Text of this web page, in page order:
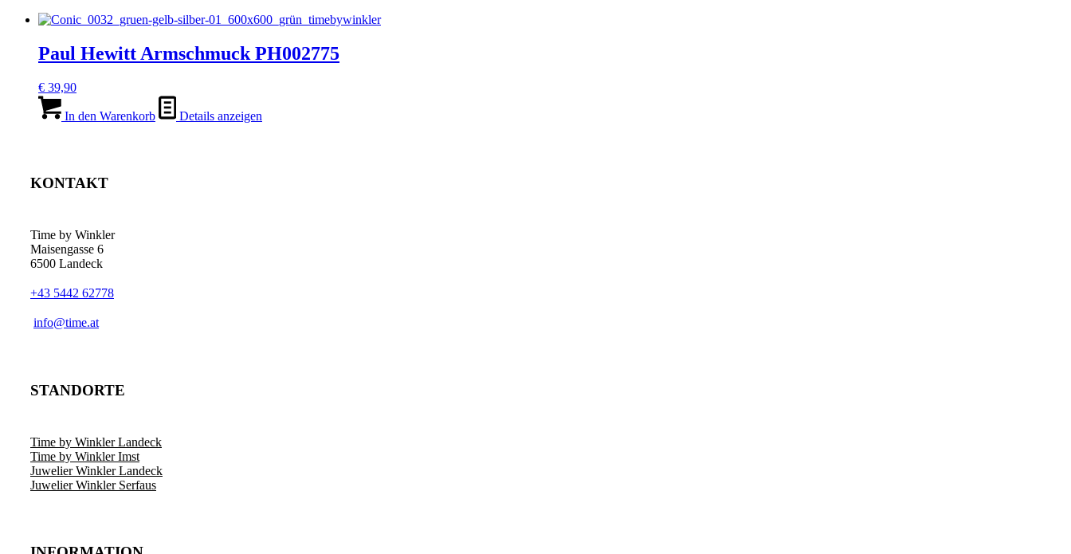
Paul Hewitt Armschmuck PH002775
€ 39,90
In den Warenkorb Details anzeigen
KONTAKT
Time by Winkler
Maisengasse 6
6500 Landeck
+43 5442 62778
­info@time.at
STANDORTE
Time by Winkler Landeck
Time by Winkler Imst
Juwelier Winkler Landeck
Juwelier Winkler Serfaus